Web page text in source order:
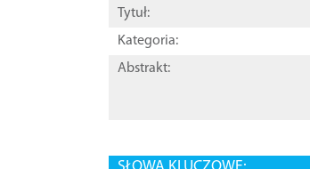
Tytuł:
Kategoria:
Abstrakt: